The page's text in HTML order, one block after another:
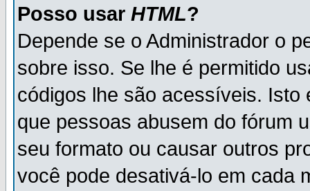
Posso usar HTML?
Depende se o Administrador o
sobre isso. Se lhe é permitido
códigos lhe são acessíveis.
que pessoas abusem do fórum
seu formato ou causar outros
você pode desativá-lo em cada